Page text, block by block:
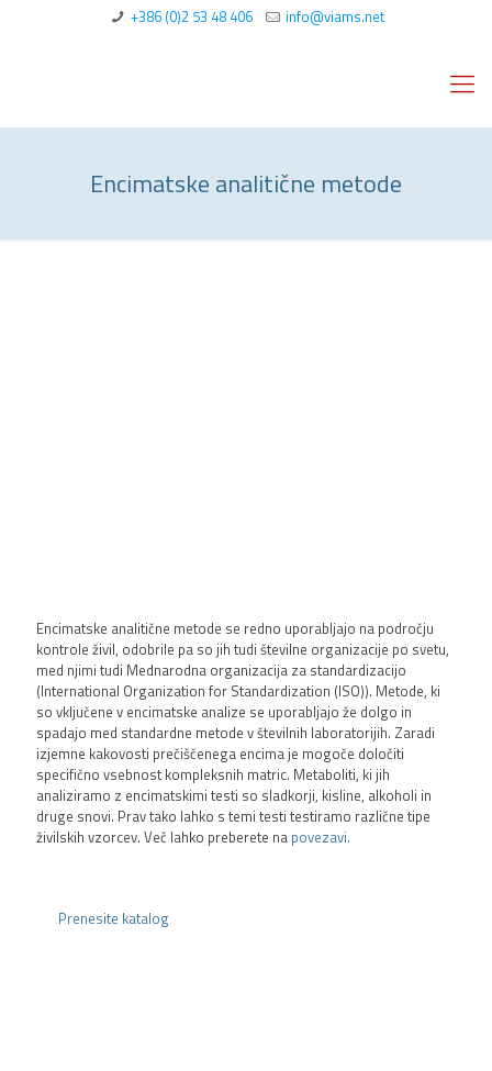
+386 (0)2 53 48 406 info@viams.net
Encimatske analitične metode
Encimatske analitične metode se redno uporabljajo na področju
kontrole živil, odobrile pa so jih tudi številne organizacije po svetu,
med njimi tudi Mednarodna organizacija za standardizacijo
(International Organization for Standardization (ISO)). Metode, ki
so vključene v encimatske analize se uporabljajo že dolgo in
spadajo med standardne metode v številnih laboratorijih. Zaradi
izjemne kakovosti prečiščenega encima je mogoče določiti
specifično vsebnost kompleksnih matric. Metaboliti, ki jih
analiziramo z encimatskimi testi so sladkorji, kisline, alkoholi in
druge snovi. Prav tako lahko s temi testi testiramo različne tipe
živilskih vzorcev. Več lahko preberete na povezavi.
Prenesite katalog